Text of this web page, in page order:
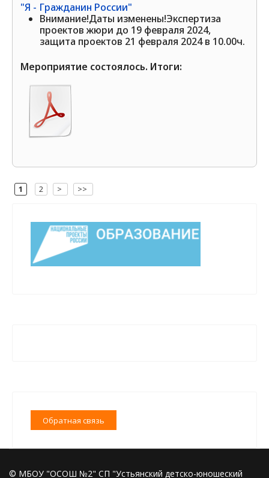
"Я - Гражданин России"
Внимание!Даты изменены!Экспертиза
проектов жюри до 19 февраля 2024,
защита проектов 21 февраля 2024 в 10.00ч.
Мероприятие состоялось. Итоги:
1 2 > >>
Обратная связь
© МБОУ "ОСОШ №2" СП "Устьянский детско-юношеский